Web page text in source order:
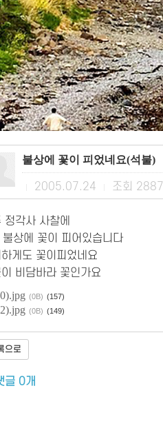
불상에 꽃이 피었네요(석불)
2005.07.24 조회 2887
정각사 사찰에
상에 꽃이 피어있습니다
게도 꽃이피었네요
비담바라 꽃인가요
(0B) (157)
(0B) (149)
으로
글 0개